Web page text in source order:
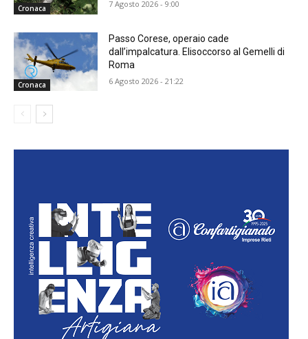
Cronaca 7 Agosto 2026 - 9:00
Cronaca
Passo Corese, operaio cade
dall’impalcatura. Elisoccorso al Gemelli di
Roma
6 Agosto 2026 - 21:22